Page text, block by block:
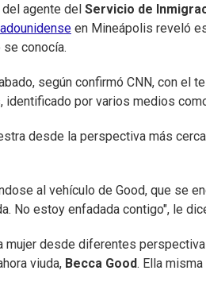
agente del Servicio de
en Mineápolis reveló
conocía.
según confirmó CNN, con el
identificado por varios medios
desde la perspectiva más
al vehículo de Good, que se
No estoy enfadada contigo", le
mujer desde diferentes
viuda, Becca Good. Ella